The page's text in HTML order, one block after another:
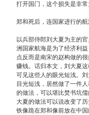
打开国门，这个损失是非常
郑和死后，连国家进行的
以兵部侍郎刘大夏为主的
洲国家航海是为了经济利
点反而是南宋的赵构做的
赚钱。话归本文，刘大夏
可见这些人的眼光短浅。
目光短浅，居然做了一件
的做法，可以堪比焚书坑
大夏的做法可以说改变了
铁像跪在郑和像前放在中国